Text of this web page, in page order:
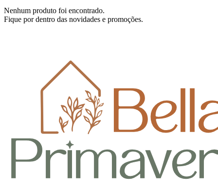
Nenhum produto foi encontrado.
Fique por dentro das novidades e promoções.